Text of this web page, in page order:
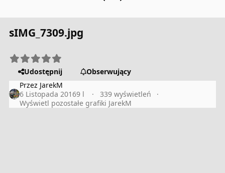
sIMG_7309.jpg
Udostępnij
Obserwujący
Przez JarekM
6 Listopada 20169 l
339 wyświetleń
Wyświetl pozostałe grafiki JarekM